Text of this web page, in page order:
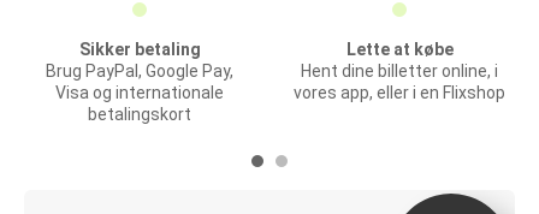
Sikker betaling
Brug PayPal, Google Pay,
Visa og internationale
betalingskort
Lette at købe
Hent dine billetter online, i
vores app, eller i en Flixshop